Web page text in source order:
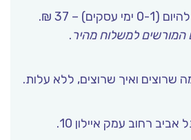
עסקים) – 37 ₪.
המורשים למשלוח מהיר.
שרוצים ואיך שרוצים, ללא עלות.
רחוב עמק איילון 10.